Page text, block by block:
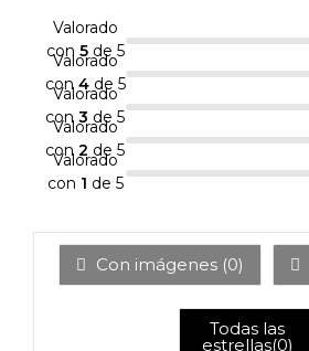
Valorado
con 5de 5
Valorado
con 4de 5
Valorado
con 3 de 5
Valorado
con 2 de 5
Valorado
con 1 de 5
Con imágenes (0)
Todas las
estrellas(0)